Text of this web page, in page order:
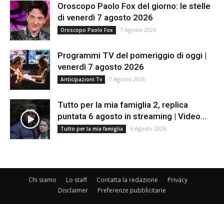
Oroscopo Paolo Fox del giorno: le stelle
di venerdì 7 agosto 2026
Oroscopo Paolo Fox 7 Agosto 2026
Programmi TV del pomeriggio di oggi |
venerdì 7 agosto 2026
Anticipazioni Tv 7 Agosto 2026
Tutto per la mia famiglia 2, replica
puntata 6 agosto in streaming | Video...
Tutto per la mia famiglia 6 Agosto 2026
Chi siamo Lo staff Contatta la redazione
Privacy
Disclaimer
Preferenze pubblicitarie